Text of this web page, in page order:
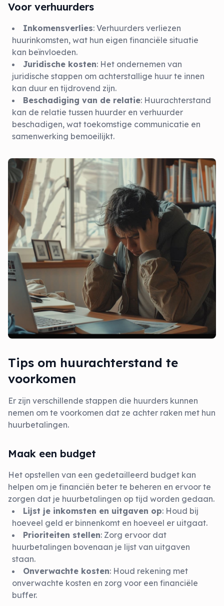
Voor verhuurders
Inkomensverlies: Verhuurders verliezen
huurinkomsten, wat hun eigen financiële situatie
kan beïnvloeden.
Juridische kosten: Het ondernemen van
juridische stappen om achterstallige huur te innen
kan duur en tijdrovend zijn.
Beschadiging van de relatie: Huurachterstand
kan de relatie tussen huurder en verhuurder
beschadigen, wat toekomstige communicatie en
samenwerking bemoeilijkt.
Tips om huurachterstand te
voorkomen
Er zijn verschillende stappen die huurders kunnen
nemen om te voorkomen dat ze achter raken met hun
huurbetalingen.
Maak een budget
Het opstellen van een gedetailleerd budget kan
helpen om je financiën beter te beheren en ervoor te
zorgen dat je huurbetalingen op tijd worden gedaan.
Lijst je inkomsten en uitgaven op: Houd bij
hoeveel geld er binnenkomt en hoeveel er uitgaat.
Prioriteiten stellen: Zorg ervoor dat
huurbetalingen bovenaan je lijst van uitgaven
staan.
Onverwachte kosten: Houd rekening met
onverwachte kosten en zorg voor een financiële
buffer.